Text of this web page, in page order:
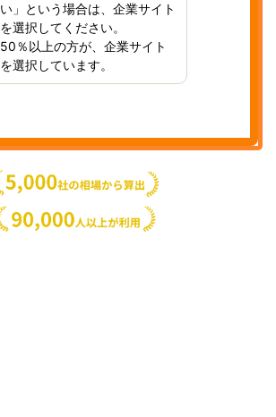
い」という場合は、企業サイト
を選択してください。
50％以上の方が、企業サイト
を選択しています。